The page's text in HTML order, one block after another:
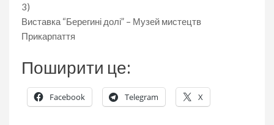
3)
Виставка “Берегині долі” – Музей мистецтв
Прикарпаття
Поширити це:
Facebook Telegram X